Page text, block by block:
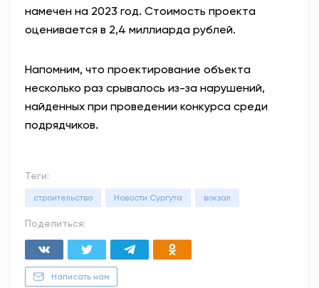
намечен на 2023 год. Стоимость проекта
оценивается в 2,4 миллиарда рублей.
Напомним, что проектирование объекта
несколько раз срывалось из-за нарушений,
найденных при проведении конкурса среди
подрядчиков.
Теги:
строительство Новости Сургута вокзал
Поделиться:
Написать нам